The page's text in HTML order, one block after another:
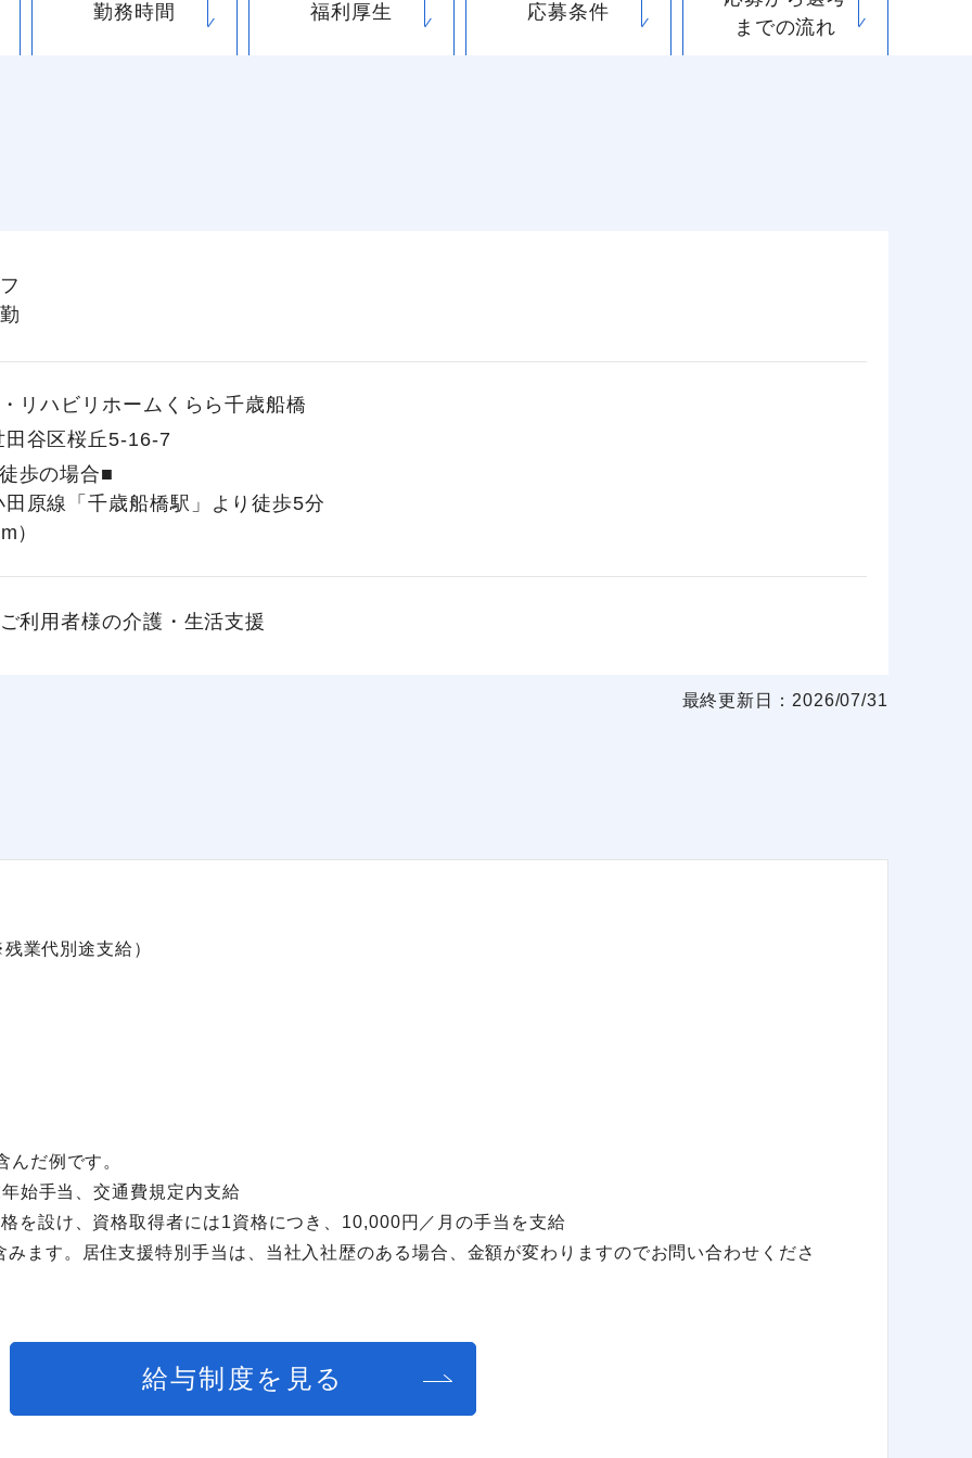
勤務時間 福利厚生 応募条件
までの流れ
リハビリホームくらら千歳船橋
田谷区桜丘5-16-7
歩の場合■
田原線「千歳船橋駅」より徒歩5分
）
利用者様の介護・生活支援
最終更新日：2026/07/31
業代別途支給）
だ例です。
始手当、交通費規定内支給
を設け、資格取得者には1資格につき、10,000円／月の手当を支給
ます。居住支援特別手当は、当社入社歴のある場合、金額が変わりますのでお問い合わせくださ
給与制度を見る